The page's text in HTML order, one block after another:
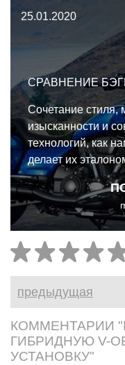
25.01.2020
СРАВНЕНИЕ
Сочетание стиля,
изысканности и
технологий, как
делает их
одни тянутся, а
отталкиваются и
путём.
предыдущая
КОММЕНТАРИИ
ГИБРИДНУЮ V-
УСТАНОВКУ"